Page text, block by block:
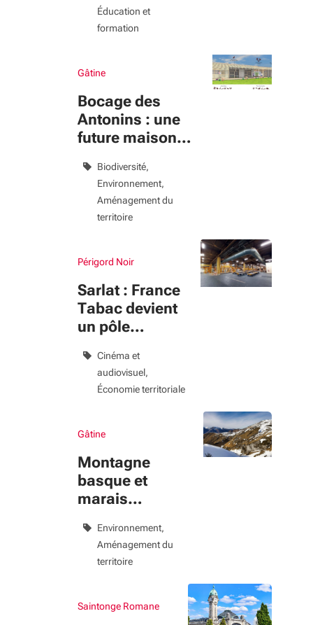
Éducation et
formation
Gâtine
Bocage des
Antonins : une
future maison
réserve
Biodiversité
Environnement
Aménagement du
territoire
Périgord Noir
Sarlat : France
Tabac devient
un pôle
Cinéma et
audiovisuel
Économie territoriale
Gâtine
Montagne
basque et
marais
charentais
Environnement
Aménagement du
territoire
Saintonge Romane